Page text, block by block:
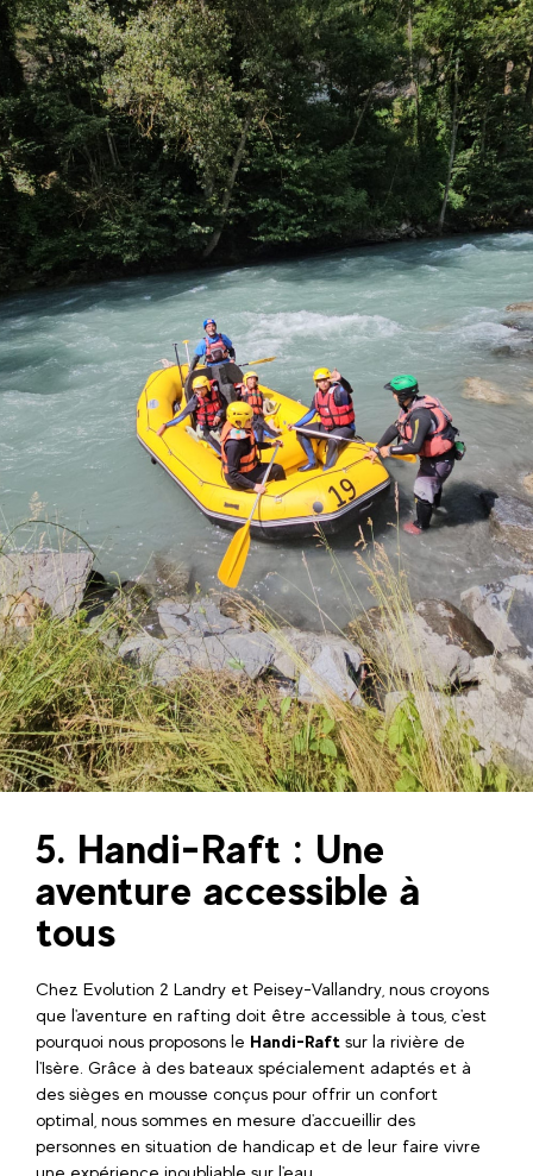
5. Handi-Raft : Une
aventure accessible à
tous
Chez Evolution 2 Landry et Peisey-Vallandry, nous croyons
que l'aventure en rafting doit être accessible à tous, c'est
pourquoi nous proposons le Handi-Raft sur la rivière de
l'Isère. Grâce à des bateaux spécialement adaptés et à
des sièges en mousse conçus pour offrir un confort
optimal, nous sommes en mesure d'accueillir des
personnes en situation de handicap et de leur faire vivre